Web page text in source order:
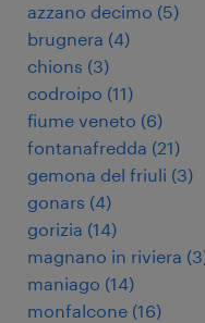
azzano decimo (5)
brugnera (4)
chions (3)
codroipo (11)
fiume veneto (6)
fontanafredda (21)
gemona del friuli (3)
gonars (4)
gorizia (14)
magnano in riviera (3
maniago (14)
monfalcone (16)